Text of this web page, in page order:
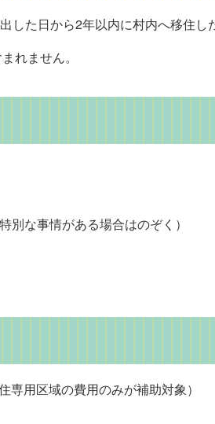
した日から2年以内に村内へ移住し
れません。
な事情がある場合はのぞく）
用区域の費用のみが補助対象）